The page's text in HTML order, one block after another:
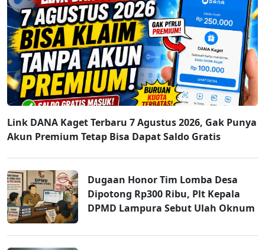
Link DANA Kaget Terbaru 7 Agustus 2026, Gak Punya
Akun Premium Tetap Bisa Dapat Saldo Gratis
Dugaan Honor Tim Lomba Desa
Dipotong Rp300 Ribu, Plt Kepala
DPMD Lampura Sebut Ulah Oknum